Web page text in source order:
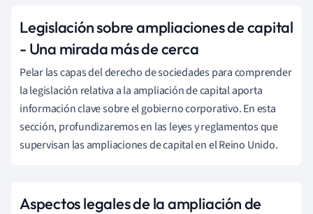
Legislación sobre ampliaciones de capital
- Una mirada más de cerca
Pelar las capas del derecho de sociedades para comprender
la legislación relativa a la ampliación de capital aporta
información clave sobre el gobierno corporativo. En esta
sección, profundizaremos en las leyes y reglamentos que
supervisan las ampliaciones de capital en el Reino Unido.
Aspectos legales de la ampliación de